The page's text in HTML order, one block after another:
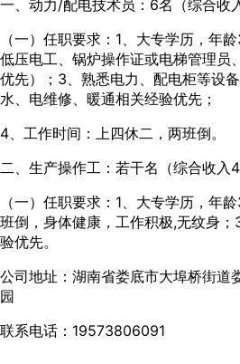
一、动力/配电技术员：6名（综合收
（一）任职要求：1、大专学历，年
低压电工、锅炉操作证或电梯管理员
优先）；3、熟悉电力、配电柜等设
水、电维修、暖通相关经验优先；
4、工作时间：上四休二，两班倒。
二、生产操作工：若干名（综合收入
（一）任职要求：1、大专学历，年
班倒，身体健康，工作积极,无纹身
验优先。
公司地址：湖南省娄底市大埠桥街道
园
联系电话：19573806091